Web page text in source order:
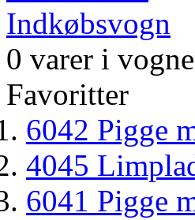
Indkøbsvogn
0 varer i
Favoritter
6042 Pigge
4045
6041 Pigge